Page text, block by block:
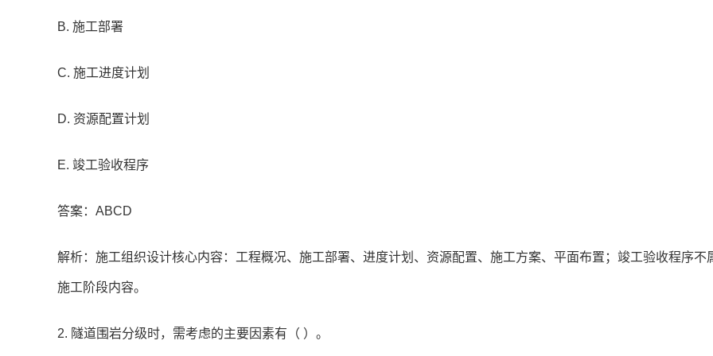
B. 施工部署
C. 施工进度计划
D. 资源配置计划
E. 竣工验收程序
答案：ABCD
解析：施工组织设计核心内容：工程概况、施工部署、进度计划、资源配置、施工方案、平面布置；竣工验收程序不
施工阶段内容。
2. 隧道围岩分级时，需考虑的主要因素有（ ）。